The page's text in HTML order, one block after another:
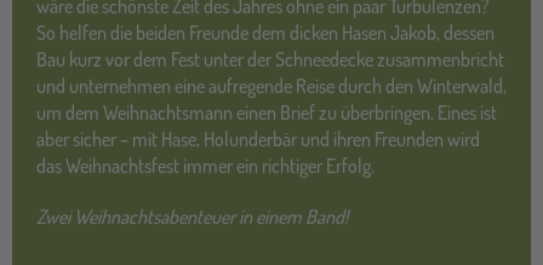
wäre die schönste Zeit des Jahres ohne ein paar Turbulenzen?
So helfen die beiden Freunde dem dicken Hasen Jakob, dessen
Bau kurz vor dem Fest unter der Schneedecke zusammenbricht
und unternehmen eine aufregende Reise durch den Winterwald,
um dem Weihnachtsmann einen Brief zu überbringen. Eines ist
aber sicher – mit Hase, Holunderbär und ihren Freunden wird
das Weihnachtsfest immer ein richtiger Erfolg.
Zwei Weihnachtsabenteuer in einem Band!